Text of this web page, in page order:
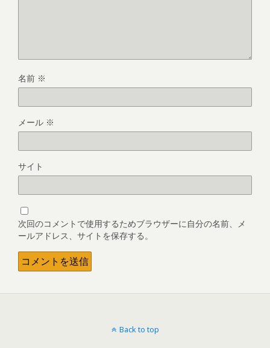
名前 ※
メール ※
サイト
次回のコメントで使用するためブラウザーに自分の名前、メ
ールアドレス、サイトを保存する。
Back to top